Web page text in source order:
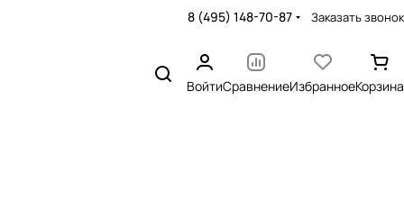
8 (495) 148-70-87 Заказать звонок
ВойтиСравнениеИзбранноеКорзина